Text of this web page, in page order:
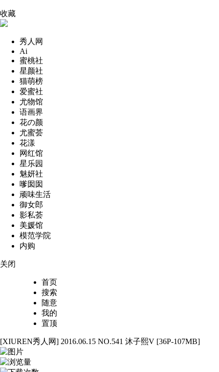
收藏
秀人网
Ai
蜜桃社
星颜社
猫萌榜
爱蜜社
尤物馆
语画界
花の颜
尤蜜荟
花漾
网红馆
星乐园
魅妍社
嗲囡囡
顽味生活
御女郎
影私荟
美媛馆
模范学院
内购
关闭
首页
搜索
随意
我的
置顶
[XIUREN秀人网] 2016.06.15 NO.541 沐子熙V [36P-107MB]